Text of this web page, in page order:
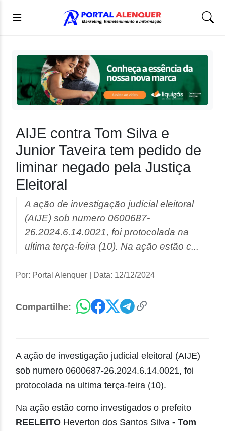
AIJE contra Tom Silva e
Junior Taveira tem pedido de
liminar negado pela Justiça
Eleitoral
A ação de investigação judicial eleitoral
(AIJE) sob numero 0600687-
26.2024.6.14.0021, foi protocolada na
ultima terça-feira (10). Na ação estão c...
Por: Portal Alenquer Data: 12/12/2024
Compartilhe:
A ação de investigação judicial eleitoral (AIJE)
sob numero 0600687-26.2024.6.14.0021, foi
protocolada na ultima terça-feira (10).
Na ação estão como investigados o prefeito
REELEITO Heverton dos Santos Silva - Tom